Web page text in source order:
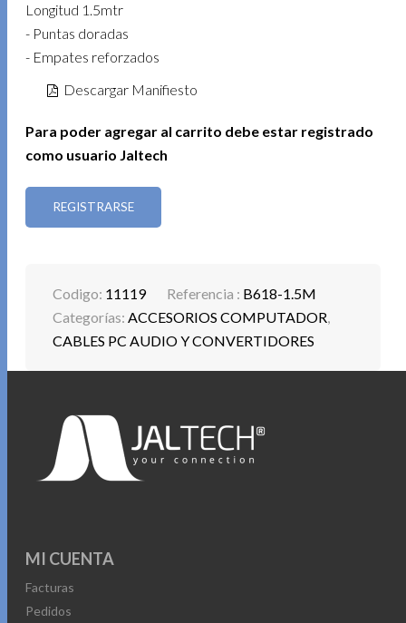
Longitud 1.5mtr
- Puntas doradas
- Empates reforzados
Descargar Manifiesto
Para poder agregar al carrito debe estar registrado
como usuario Jaltech
REGISTRARSE
Codigo: 11119 Referencia : B618-1.5M
Categorías:ACCESORIOS COMPUTADOR,
CABLES PC AUDIO Y CONVERTIDORES
MI CUENTA
Facturas
Pedidos